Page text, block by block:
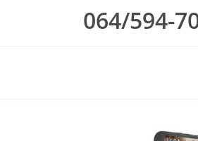
064/594-